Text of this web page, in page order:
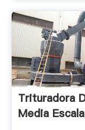
Trituradora
Media Escala